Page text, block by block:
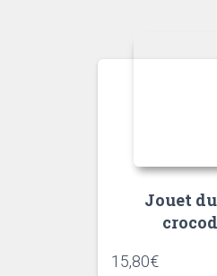
Jouet
15,80€